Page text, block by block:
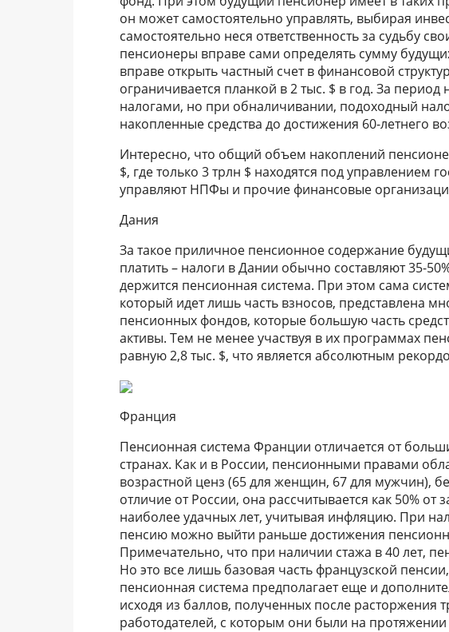
он может самостоятельно управлять, выбирая
самостоятельно неся ответственность за судьбу
пенсионеры вправе сами определять сумму
вправе открыть частный счет в финансовой
ограничивается планкой в 2 тыс. $ в год. За период
налогами, но при обналичивании, подоходный
накопленные средства до достижения 60-летнего
Интересно, что общий объем накоплений
$, где только 3 трлн $ находятся под управлением
управляют НПФы и прочие финансовые
Дания
За такое приличное пенсионное содержание
платить – налоги в Дании обычно составляют 35-
держится пенсионная система. При этом сама
который идет лишь часть взносов, представлена
пенсионных фондов, которые большую часть
активы. Тем не менее участвуя в их программах
равную 2,8 тыс. $, что является абсолютным
Франция
Пенсионная система Франции отличается от
странах. Как и в России, пенсионными правами
возрастной ценз (65 для женщин, 67 для мужчин),
отличие от России, она рассчитывается как 50%
наиболее удачных лет, учитывая инфляцию. При
пенсию можно выйти раньше достижения
Примечательно, что при наличии стажа в 40 лет,
Но это все лишь базовая часть французской
пенсионная система предполагает еще и
исходя из баллов, полученных после расторжения
работодателей, с которым они были на